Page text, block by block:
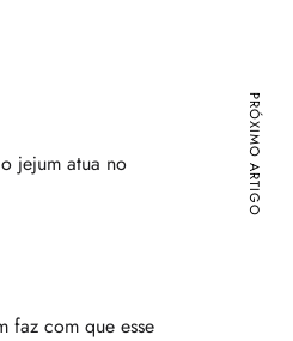
jejum atua no
faz com que esse
PRÓXIMO ARTIGO